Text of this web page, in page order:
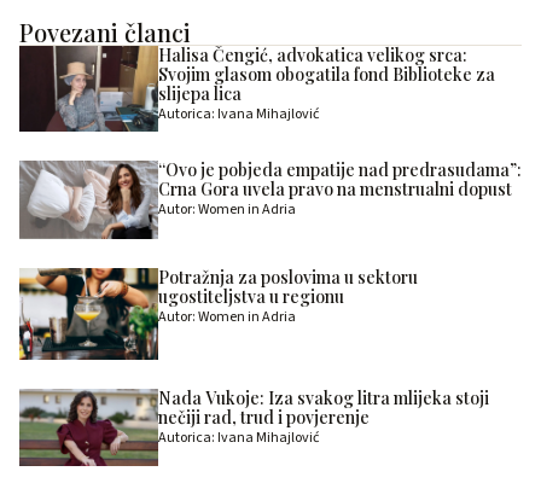
Povezani članci
Halisa Čengić, advokatica velikog srca:
Svojim glasom obogatila fond Biblioteke za
slijepa lica
Autorica: Ivana Mihajlović
“Ovo je pobjeda empatije nad predrasudama”:
Crna Gora uvela pravo na menstrualni dopust
Autor: Women in Adria
Potražnja za poslovima u sektoru
ugostiteljstva u regionu
Autor: Women in Adria
Nada Vukoje: Iza svakog litra mlijeka stoji
nečiji rad, trud i povjerenje
Autorica: Ivana Mihajlović